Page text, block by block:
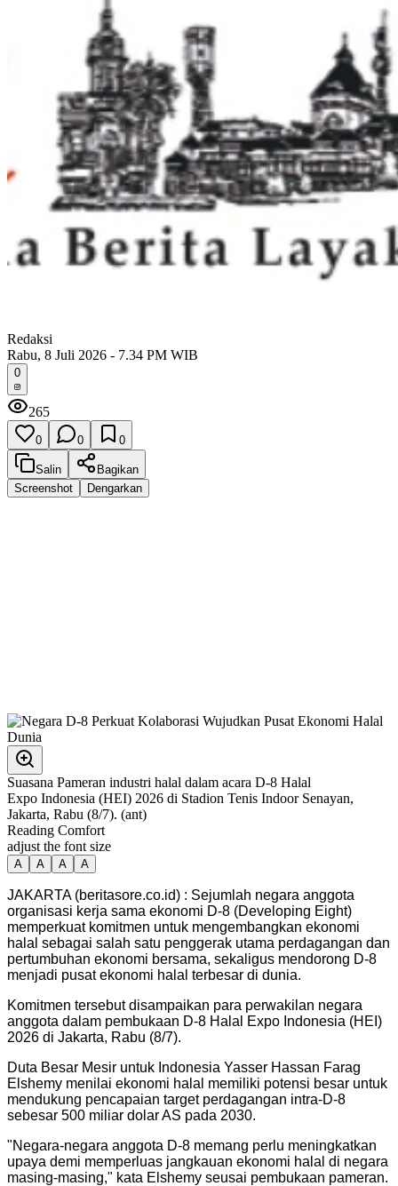
Redaksi
Rabu, 8 Juli 2026 - 7.34 PM WIB
0
265
0 0 0
Salin
Bagikan
Screenshot
Dengarkan
Suasana Pameran industri halal dalam acara D-8 Halal
Expo Indonesia (HEI) 2026 di Stadion Tenis Indoor Senayan,
Jakarta, Rabu (8/7). (ant)
Reading Comfort
adjust the font size
A A A A
JAKARTA (beritasore.co.id) : Sejumlah negara anggota
organisasi kerja sama ekonomi D-8 (Developing Eight)
memperkuat komitmen untuk mengembangkan ekonomi
halal sebagai salah satu penggerak utama perdagangan dan
pertumbuhan ekonomi bersama, sekaligus mendorong D-8
menjadi pusat ekonomi halal terbesar di dunia.
Komitmen tersebut disampaikan para perwakilan negara
anggota dalam pembukaan D-8 Halal Expo Indonesia (HEI)
2026 di Jakarta, Rabu (8/7).
Duta Besar Mesir untuk Indonesia Yasser Hassan Farag
Elshemy menilai ekonomi halal memiliki potensi besar untuk
mendukung pencapaian target perdagangan intra-D-8
sebesar 500 miliar dolar AS pada 2030.
"Negara-negara anggota D-8 memang perlu meningkatkan
upaya demi memperluas jangkauan ekonomi halal di negara
masing-masing," kata Elshemy seusai pembukaan pameran.